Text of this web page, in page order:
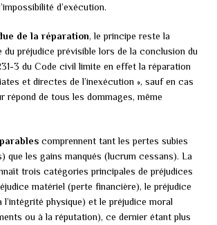
d’exécution.
de la réparation, le principe reste la
du préjudice prévisible lors de la conclusion du
3 du Code civil limite en effet la réparation
et directes de l’inexécution », sauf en cas
répond de tous les dommages, même
comprennent tant les pertes subies
que les gains manqués (lucrum cessans). La
trois catégories principales de préjudices
matériel (perte financière), le préjudice
physique) et le préjudice moral
ou à la réputation), ce dernier étant plus